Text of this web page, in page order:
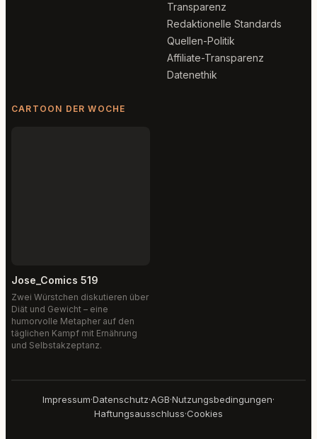
Transparenz
Redaktionelle Standards
Quellen-Politik
Affiliate-Transparenz
Datenethik
CARTOON DER WOCHE
Jose_Comics 519
Zwei Würstchen diskutieren über
Diät und Gewicht – eine
humorvolle Metapher auf den
täglichen Kampf mit Ernährung
und Selbstakzeptanz.
Impressum·Datenschutz·AGB·Nutzungsbedingungen·
Haftungsausschluss·Cookies